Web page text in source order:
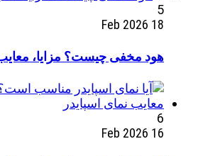
5
18 Feb 2026
هود مخفی چیست؟ مزایا،
6
16 Feb 2026